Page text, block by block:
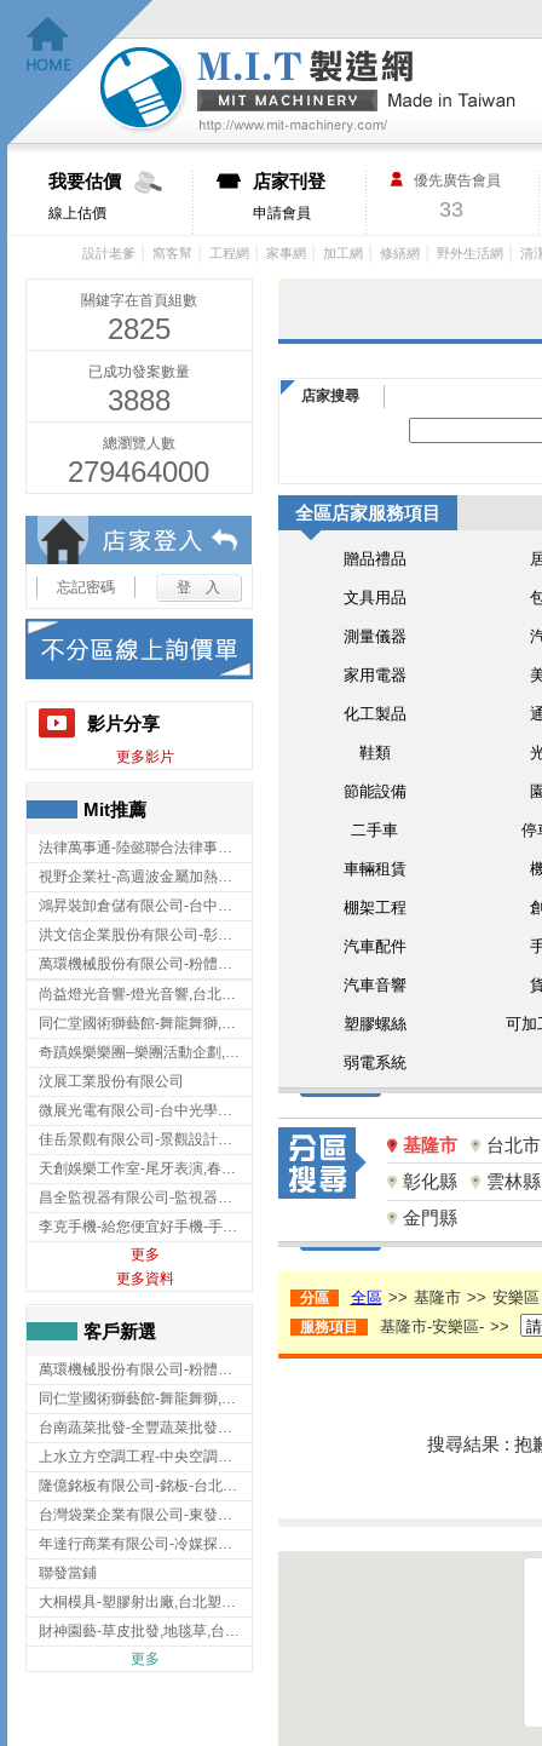
我要估價
線上估價
店家刊登
申請會員
優先廣告會員
33
設計老爹 窩客幫 工程網 家事網 加工網 修繕網 野外生活網 清
關鍵字在首頁組數
2825
已成功發案數量
3888
總瀏覽人數
279464000
忘記密碼
影片分享
更多影片
Mit推薦
法律萬事通-陸懿聯合法律事務所
視野企業社-高週波金屬加熱設備,彰化高週波金屬加熱設備
鴻昇裝卸倉儲有限公司-台中貨櫃裝卸
洪文信企業股份有限公司-彰化鋅合金鑄造,彰化五金加工,彰化五金配件
萬環機械股份有限公司-粉體塗裝設備,輸送機,輸送機設備,台南輸送機
尚益燈光音響-燈光音響,台北燈光音響,台北燈光音響出租
同仁堂國術獅藝館-舞龍舞獅,台中舞龍舞獅
奇蹟娛樂樂團–樂團活動企劃,台中樂團表演,台中婚禮樂團
汶展工業股份有限公司
微展光電有限公司-台中光學鍍膜,optical filter taiwan,台灣光學鍍膜
佳岳景觀有限公司-景觀設計公司,台北景觀設計,台北景觀工程,中山區景觀設計
天創娛樂工作室-尾牙表演,春酒表演,板橋尾牙表演
昌全監視器有限公司-監視器安裝,高雄監視器安裝,鳳山區監視器安裝
李克手機-給您便宜好手機-手機收購,屏東手機收購
更多
更多資料
客戶新選
萬環機械股份有限公司-粉體塗裝設備,輸送機,輸送機設備,台南輸送機
同仁堂國術獅藝館-舞龍舞獅,台中舞龍舞獅
台南蔬菜批發-全豐蔬菜批發專送/台南蔬菜箱宅配到府
上水立方空調工程-中央空調規劃,台北中央空調規劃
隆億銘板有限公司-銘板-台北銘板-板橋銘板
台灣袋業企業有限公司-東發企業社/台中太空袋/太空包
年達行商業有限公司-冷媒探漏儀,壓力錶組,真空泵浦,台北冷凍空調材料
聯發當鋪
大桐模具-塑膠射出廠,台北塑膠射出廠
財神園藝-草皮批發,地毯草,台北草,彰化地毯草,彰化台北草
更多
店家搜尋
全區店家服務項目
贈品禮品
文具用品
測量儀器
家用電器
化工製品
鞋類
節能設備
二手車 停
車輛租賃
棚架工程
汽車配件
汽車音響
塑膠螺絲 可加
弱電系統
基隆市
台北市
彰化縣
雲林縣
金門縣
分區 全區 >> 基隆市 >> 安樂區
服務項目 基隆市-安樂區- >>
搜尋結果 : 抱